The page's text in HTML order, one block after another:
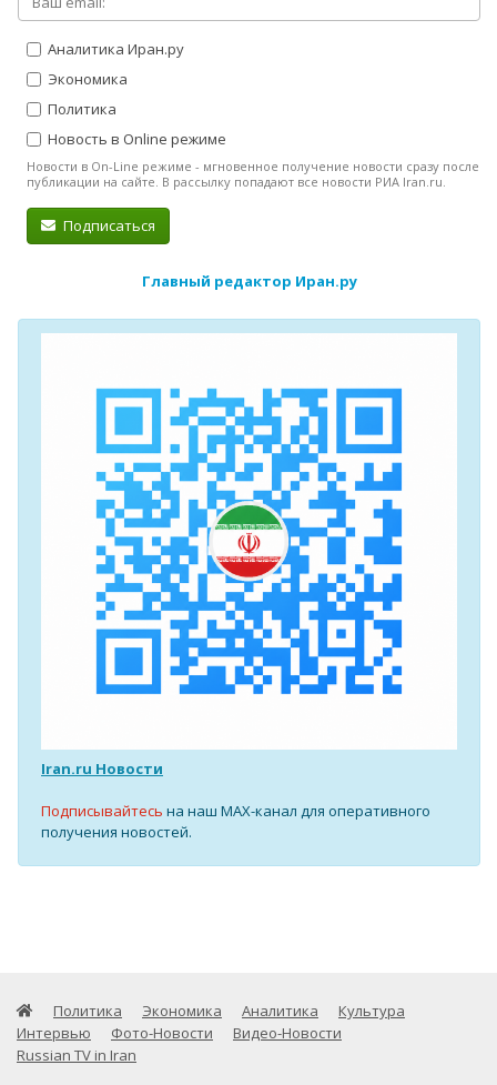
Аналитика Иран.ру
Экономика
Политика
Новость в Online режиме
Новости в On-Line режиме - мгновенное получение новости сразу после
публикации на сайте. В рассылку попадают все новости РИА Iran.ru.
Подписаться
Главный редактор Иран.ру
Iran.ru Новости
Подписывайтесь на наш MAX-канал для оперативного
получения новостей.
Политика Экономика Аналитика
Культура
Интервью
Фото-Новости
Видео-Новости
Russian TV in Iran